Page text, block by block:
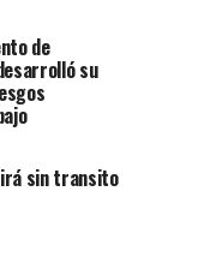
de
su
sin transito